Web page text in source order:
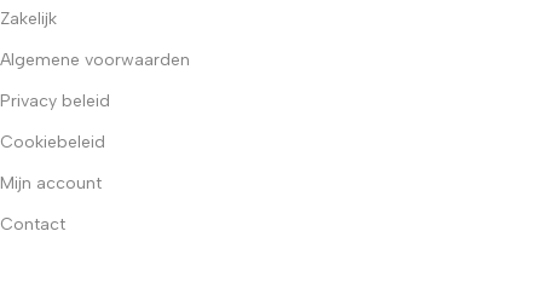
Zakelijk
Algemene voorwaarden
Privacy beleid
Cookiebeleid
Mijn account
Contact